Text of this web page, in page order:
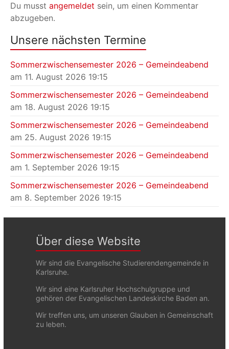
Du musst angemeldet sein, um einen Kommentar
abzugeben.
Unsere nächsten Termine
Sommerzwischensemester 2026 – Gemeindeabend
am 11. August 2026 19:15
Sommerzwischensemester 2026 – Gemeindeabend
am 18. August 2026 19:15
Sommerzwischensemester 2026 – Gemeindeabend
am 25. August 2026 19:15
Sommerzwischensemester 2026 – Gemeindeabend
am 1. September 2026 19:15
Sommerzwischensemester 2026 – Gemeindeabend
am 8. September 2026 19:15
Über diese Website
Wir sind die Evangelische Studierendengemeinde in
Karlsruhe.
Wir sind eine Karlsruher Hochschulgruppe und
gehören der Evangelischen Landeskirche Baden an.
Wir treffen uns, um unseren Glauben in Gemeinschaft
zu leben.